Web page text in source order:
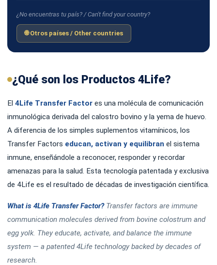
¿No encuentras tu país? / Can't find your country?
🌐 Otros países / Other countries
¿Qué son los Productos 4Life?
El 4Life Transfer Factor es una molécula de comunicación
inmunológica derivada del calostro bovino y la yema de huevo.
A diferencia de los simples suplementos vitamínicos, los
Transfer Factors educan, activan y equilibran el sistema
inmune, enseñándole a reconocer, responder y recordar
amenazas para la salud. Esta tecnología patentada y exclusiva
de 4Life es el resultado de décadas de investigación científica.
What is 4Life Transfer Factor?Transfer factors are immune
communication molecules derived from bovine colostrum and
egg yolk. They educate, activate, and balance the immune
system — a patented 4Life technology backed by decades of
research.